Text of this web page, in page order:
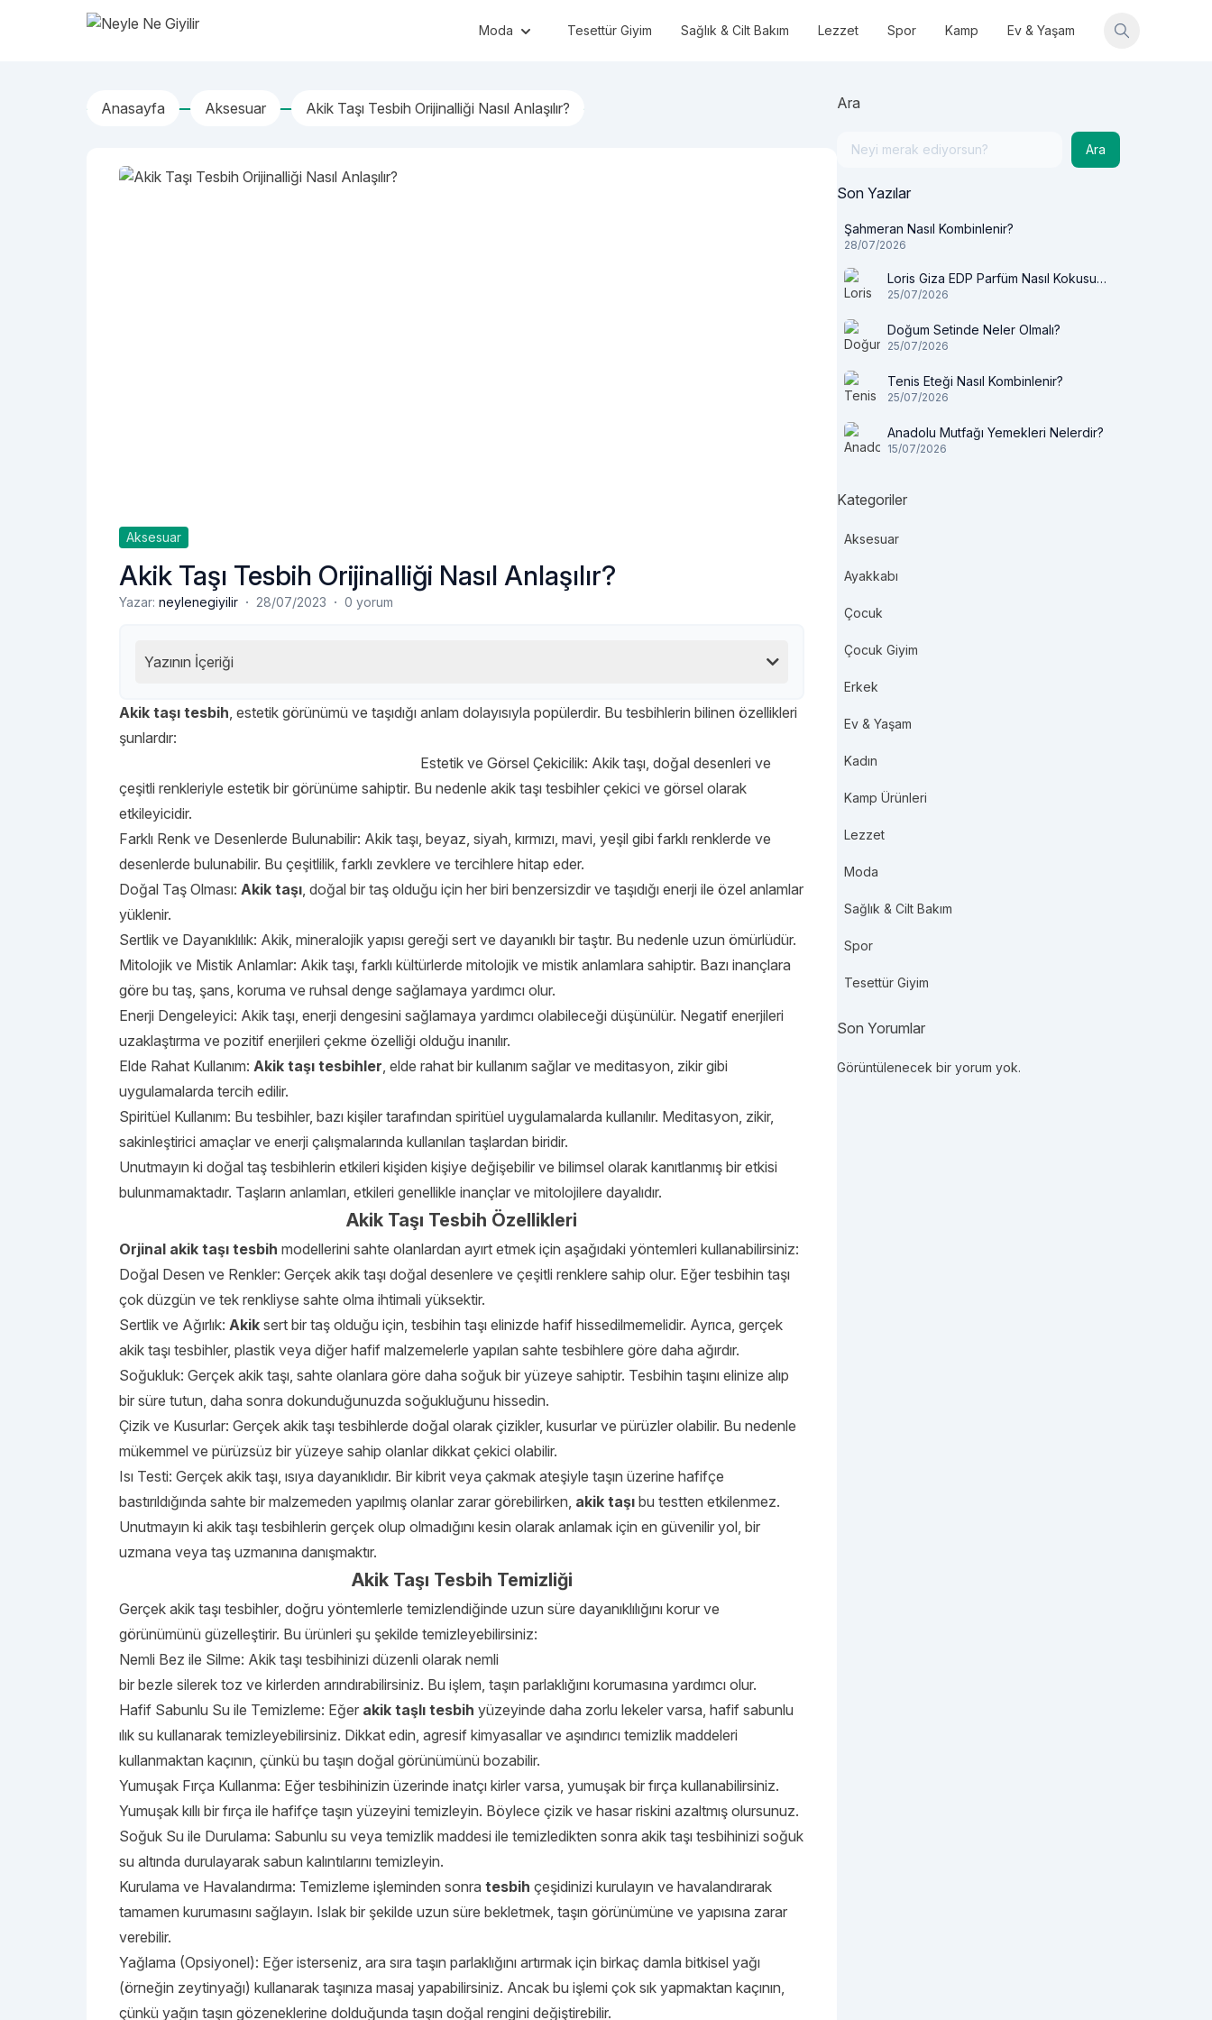
Neyle Ne Giyilir Moda Tesettür Giyim Sağlık & Cilt Bakım Lezzet Spor Kamp Ev & Yaşam
Anasayfa Aksesuar Akik Taşı Tesbih Orijinalliği Nasıl Anlaşılır?
Aksesuar
Akik Taşı Tesbih Orijinalliği Nasıl Anlaşılır?
Yazar: neylenegiyilir · 28/07/2023 · 0 yorum
Yazının İçeriği
Akik taşı tesbih, estetik görünümü ve taşıdığı anlam dolayısıyla popülerdir. Bu tesbihlerin bilinen özellikleri
şunlardır:
Estetik ve Görsel Çekicilik: Akik taşı, doğal desenleri ve
çeşitli renkleriyle estetik bir görünüme sahiptir. Bu nedenle akik taşı tesbihler çekici ve görsel olarak
etkileyicidir.
Farklı Renk ve Desenlerde Bulunabilir: Akik taşı, beyaz, siyah, kırmızı, mavi, yeşil gibi farklı renklerde ve
desenlerde bulunabilir. Bu çeşitlilik, farklı zevklere ve tercihlere hitap eder.
Doğal Taş Olması: Akik taşı, doğal bir taş olduğu için her biri benzersizdir ve taşıdığı enerji ile özel anlamlar
yüklenir.
Sertlik ve Dayanıklılık: Akik, mineralojik yapısı gereği sert ve dayanıklı bir taştır. Bu nedenle uzun ömürlüdür.
Mitolojik ve Mistik Anlamlar: Akik taşı, farklı kültürlerde mitolojik ve mistik anlamlara sahiptir. Bazı inançlara
göre bu taş, şans, koruma ve ruhsal denge sağlamaya yardımcı olur.
Enerji Dengeleyici: Akik taşı, enerji dengesini sağlamaya yardımcı olabileceği düşünülür. Negatif enerjileri
uzaklaştırma ve pozitif enerjileri çekme özelliği olduğu inanılır.
Elde Rahat Kullanım: Akik taşı tesbihler, elde rahat bir kullanım sağlar ve meditasyon, zikir gibi
uygulamalarda tercih edilir.
Spiritüel Kullanım: Bu tesbihler, bazı kişiler tarafından spiritüel uygulamalarda kullanılır. Meditasyon, zikir,
sakinleştirici amaçlar ve enerji çalışmalarında kullanılan taşlardan biridir.
Unutmayın ki doğal taş tesbihlerin etkileri kişiden kişiye değişebilir ve bilimsel olarak kanıtlanmış bir etkisi
bulunmamaktadır. Taşların anlamları, etkileri genellikle inançlar ve mitolojilere dayalıdır.
Akik Taşı Tesbih Özellikleri
Orjinal akik taşı tesbih modellerini sahte olanlardan ayırt etmek için aşağıdaki yöntemleri kullanabilirsiniz:
Doğal Desen ve Renkler: Gerçek akik taşı doğal desenlere ve çeşitli renklere sahip olur. Eğer tesbihin taşı
çok düzgün ve tek renkliyse sahte olma ihtimali yüksektir.
Sertlik ve Ağırlık: Akik sert bir taş olduğu için, tesbihin taşı elinizde hafif hissedilmemelidir. Ayrıca, gerçek
akik taşı tesbihler, plastik veya diğer hafif malzemelerle yapılan sahte tesbihlere göre daha ağırdır.
Soğukluk: Gerçek akik taşı, sahte olanlara göre daha soğuk bir yüzeye sahiptir. Tesbihin taşını elinize alıp
bir süre tutun, daha sonra dokunduğunuzda soğukluğunu hissedin.
Çizik ve Kusurlar: Gerçek akik taşı tesbihlerde doğal olarak çizikler, kusurlar ve pürüzler olabilir. Bu nedenle
mükemmel ve pürüzsüz bir yüzeye sahip olanlar dikkat çekici olabilir.
Isı Testi: Gerçek akik taşı, ısıya dayanıklıdır. Bir kibrit veya çakmak ateşiyle taşın üzerine hafifçe
bastırıldığında sahte bir malzemeden yapılmış olanlar zarar görebilirken, akik taşı bu testten etkilenmez.
Unutmayın ki akik taşı tesbihlerin gerçek olup olmadığını kesin olarak anlamak için en güvenilir yol, bir
uzmana veya taş uzmanına danışmaktır.
Akik Taşı Tesbih Temizliği
Gerçek akik taşı tesbihler, doğru yöntemlerle temizlendiğinde uzun süre dayanıklılığını korur ve
görünümünü güzelleştirir. Bu ürünleri şu şekilde temizleyebilirsiniz:
Nemli Bez ile Silme: Akik taşı tesbihinizi düzenli olarak nemli
bir bezle silerek toz ve kirlerden arındırabilirsiniz. Bu işlem, taşın parlaklığını korumasına yardımcı olur.
Hafif Sabunlu Su ile Temizleme: Eğer akik taşlı tesbih yüzeyinde daha zorlu lekeler varsa, hafif sabunlu
ılık su kullanarak temizleyebilirsiniz. Dikkat edin, agresif kimyasallar ve aşındırıcı temizlik maddeleri
kullanmaktan kaçının, çünkü bu taşın doğal görünümünü bozabilir.
Yumuşak Fırça Kullanma: Eğer tesbihinizin üzerinde inatçı kirler varsa, yumuşak bir fırça kullanabilirsiniz.
Yumuşak kıllı bir fırça ile hafifçe taşın yüzeyini temizleyin. Böylece çizik ve hasar riskini azaltmış olursunuz.
Soğuk Su ile Durulama: Sabunlu su veya temizlik maddesi ile temizledikten sonra akik taşı tesbihinizi soğuk
su altında durulayarak sabun kalıntılarını temizleyin.
Kurulama ve Havalandırma: Temizleme işleminden sonra tesbih çeşidinizi kurulayın ve havalandırarak
tamamen kurumasını sağlayın. Islak bir şekilde uzun süre bekletmek, taşın görünümüne ve yapısına zarar
verebilir.
Yağlama (Opsiyonel): Eğer isterseniz, ara sıra taşın parlaklığını artırmak için birkaç damla bitkisel yağı
(örneğin zeytinyağı) kullanarak taşınıza masaj yapabilirsiniz. Ancak bu işlemi çok sık yapmaktan kaçının,
çünkü yağın taşın gözeneklerine dolduğunda taşın doğal rengini değiştirebilir.
Ara
Ara
Son Yazılar
Şahmeran Nasıl Kombinlenir?
28/07/2026
Loris Giza EDP Parfüm Nasıl Kokusu
Var?
25/07/2026
Doğum Setinde Neler Olmalı?
25/07/2026
Tenis Eteği Nasıl Kombinlenir?
25/07/2026
Anadolu Mutfağı Yemekleri Nelerdir?
15/07/2026
Kategoriler
Aksesuar
Ayakkabı
Çocuk
Çocuk Giyim
Erkek
Ev & Yaşam
Kadın
Kamp Ürünleri
Lezzet
Moda
Sağlık & Cilt Bakım
Spor
Tesettür Giyim
Son Yorumlar
Görüntülenecek bir yorum yok.